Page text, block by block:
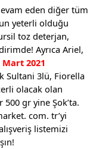
eden diğer tüm
yeterli olduğu
toz deterjan,
Ayrıca Ariel,
2021
Sultani 3lü, Fiorella
olacak olan
500 gr yine Şok’ta.
com. tr’yi
listemizi